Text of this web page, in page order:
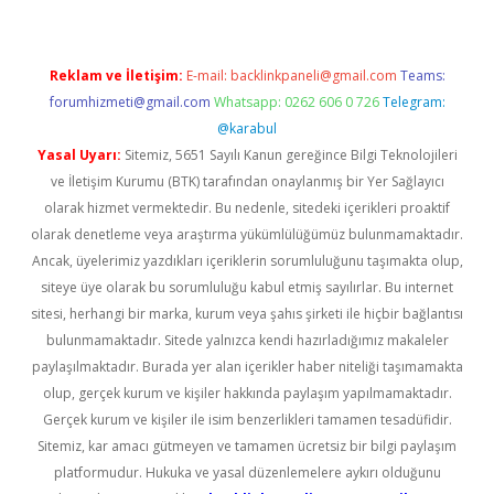
Reklam ve İletişim: E-mail: backlinkpaneli@gmail.com Teams:
forumhizmeti@gmail.com Whatsapp: 0262 606 0 726 Telegram:
@karabul
Yasal Uyarı: Sitemiz, 5651 Sayılı Kanun gereğince Bilgi Teknolojileri
ve İletişim Kurumu (BTK) tarafından onaylanmış bir Yer Sağlayıcı
olarak hizmet vermektedir. Bu nedenle, sitedeki içerikleri proaktif
olarak denetleme veya araştırma yükümlülüğümüz bulunmamaktadır.
Ancak, üyelerimiz yazdıkları içeriklerin sorumluluğunu taşımakta olup,
siteye üye olarak bu sorumluluğu kabul etmiş sayılırlar. Bu internet
sitesi, herhangi bir marka, kurum veya şahıs şirketi ile hiçbir bağlantısı
bulunmamaktadır. Sitede yalnızca kendi hazırladığımız makaleler
paylaşılmaktadır. Burada yer alan içerikler haber niteliği taşımamakta
olup, gerçek kurum ve kişiler hakkında paylaşım yapılmamaktadır.
Gerçek kurum ve kişiler ile isim benzerlikleri tamamen tesadüfidir.
Sitemiz, kar amacı gütmeyen ve tamamen ücretsiz bir bilgi paylaşım
platformudur. Hukuka ve yasal düzenlemelere aykırı olduğunu